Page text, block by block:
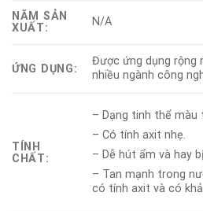
NĂM SẢN
XUẤT:
N/A
ỨNG DỤNG:
Được ứng dụng rộng
nhiều ngành công
TÍNH
CHẤT:
– Dạng tinh thể màu
– Có tính axit nhẹ.
– Dễ hút ẩm và hay
– Tan mạnh trong
có tính axit và có